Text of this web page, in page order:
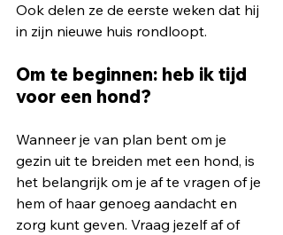
Ook delen ze de eerste weken dat hij
in zijn nieuwe huis rondloopt.
Om te beginnen: heb ik tijd
voor een hond?
Wanneer je van plan bent om je
gezin uit te breiden met een hond, is
het belangrijk om je af te vragen of je
hem of haar genoeg aandacht en
zorg kunt geven. Vraag jezelf af of